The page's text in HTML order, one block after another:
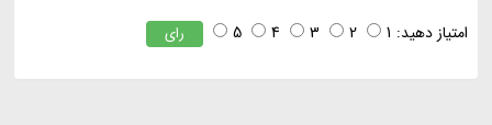
امتیاز دهید: 1
2
3
4
5 رای